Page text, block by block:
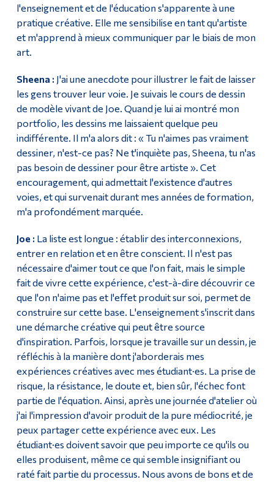
l'enseignement et de l'éducation s'apparente à une
pratique créative. Elle me sensibilise en tant qu'artiste
et m'apprend à mieux communiquer par le biais de mon
art.
Sheena : J'ai une anecdote pour illustrer le fait de laisser
les gens trouver leur voie. Je suivais le cours de dessin
de modèle vivant de Joe. Quand je lui ai montré mon
portfolio, les dessins me laissaient quelque peu
indifférente. Il m'a alors dit : « Tu n'aimes pas vraiment
dessiner, n'est-ce pas? Ne t'inquiète pas, Sheena, tu n'as
pas besoin de dessiner pour être artiste ». Cet
encouragement, qui admettait l'existence d'autres
voies, et qui survenait durant mes années de formation,
m'a profondément marquée.
Joe : La liste est longue : établir des interconnexions,
entrer en relation et en être conscient. Il n'est pas
nécessaire d'aimer tout ce que l'on fait, mais le simple
fait de vivre cette expérience, c'est-à-dire découvrir ce
que l'on n'aime pas et l'effet produit sur soi, permet de
construire sur cette base. L'enseignement s'inscrit dans
une démarche créative qui peut être source
d'inspiration. Parfois, lorsque je travaille sur un dessin, je
réfléchis à la manière dont j'aborderais mes
expériences créatives avec mes étudiant·es. La prise de
risque, la résistance, le doute et, bien sûr, l'échec font
partie de l'équation. Ainsi, après une journée d'atelier où
j'ai l'impression d'avoir produit de la pure médiocrité, je
peux partager cette expérience avec eux. Les
étudiant·es doivent savoir que peu importe ce qu'ils ou
elles produisent, même ce qui semble insignifiant ou
raté fait partie du processus. Nous avons de bons et de